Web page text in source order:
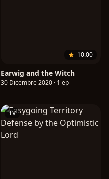
10.00
Earwig and the Witch
30 Dicembre 2020 · 1 ep
TV